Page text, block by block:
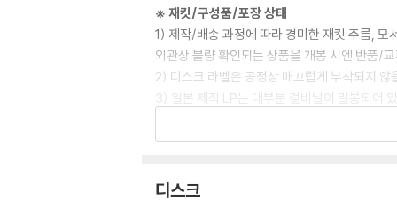
※ 재킷/구성품/포장 상태
1) 제작/배송 과정에 따라 경미한 재킷 주름, 모
외관상 불량 확인되는 상품을 개봉 시엔 반품/
2) 디스크 라벨은 공정상 매끄럽게 부착되지
3) 일본 제작 LP는 대부분 겉비닐이 밀봉되어
1) 침압 조절 기능이 없는 턴테이블을 사용하
기기 문제로 인해 발생하는 재생 불량 현상에
디스크